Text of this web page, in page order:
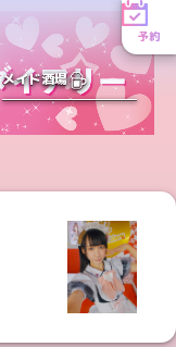
予約
メイド酒場